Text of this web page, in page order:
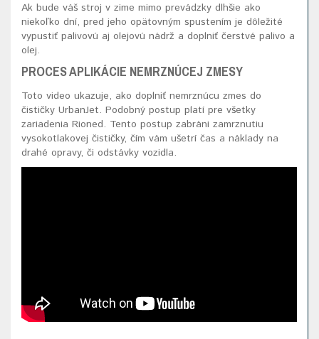
Ak bude váš stroj v zime mimo prevádzky dlhšie ako
niekoľko dní, pred jeho opätovným spustením je dôležité
vypustiť palivovú aj olejovú nádrž a doplniť čerstvé palivo a
olej.
PROCES APLIKÁCIE NEMRZNÚCEJ ZMESY
Toto video ukazuje, ako doplniť nemrznúcu zmes do
čističky UrbanJet. Podobný postup platí pre všetky
zariadenia Rioned. Tento postup zabráni zamrznutiu
vysokotlakovej čističky, čím vám ušetrí čas a náklady na
drahé opravy, či odstávky vozidla.